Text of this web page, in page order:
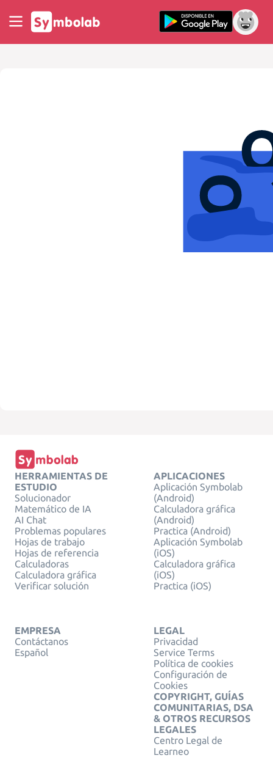
HERRAMIENTAS DE
ESTUDIO
Solucionador
Matemático de IA
AI Chat
Problemas populares
Hojas de trabajo
Hojas de referencia
Calculadoras
Calculadora gráfica
Verificar solución
APLICACIONES
Aplicación Symbolab
(Android)
Calculadora gráfica
(Android)
Practica (Android)
Aplicación Symbolab
(iOS)
Calculadora gráfica
(iOS)
Practica (iOS)
EMPRESA
Contáctanos
Español
LEGAL
Privacidad
Service Terms
Política de cookies
Configuración de
Cookies
COPYRIGHT, GUÍAS
COMUNITARIAS, DSA
& OTROS RECURSOS
LEGALES
Centro Legal de
Learneo